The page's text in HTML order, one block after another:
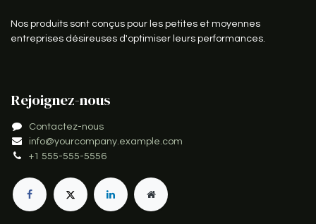
Nos produits sont conçus pour les petites et moyennes
entreprises désireuses d'optimiser leurs performances.
Rejoignez-nous
Contactez-nous
info@yourcompany.example.com
+1 555-555-5556